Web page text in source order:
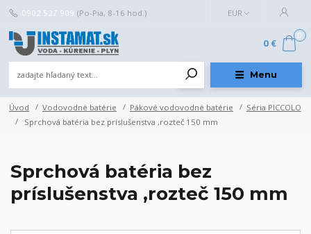
Menu
EUR
0902 527 909 (Po-Pia, 8-16 hod.)
0
0 €
Úvod Vodovodné batérie Pákové vodovodné batérie
Séria PICCOLO
Sprchová batéria bez príslušenstva ,rozteč 150 mm
Sprchová batéria bez
príslušenstva ,rozteč 150 mm